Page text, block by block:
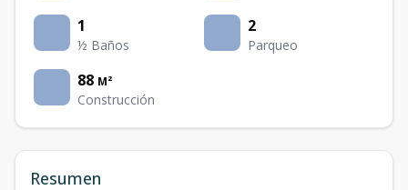
1
½ Baños
2
Parqueo
88 M²
Construcción
Resumen